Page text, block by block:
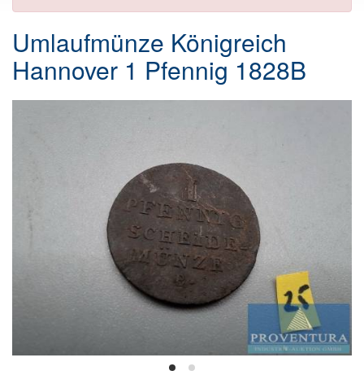
Umlaufmünze Königreich
Hannover 1 Pfennig 1828B